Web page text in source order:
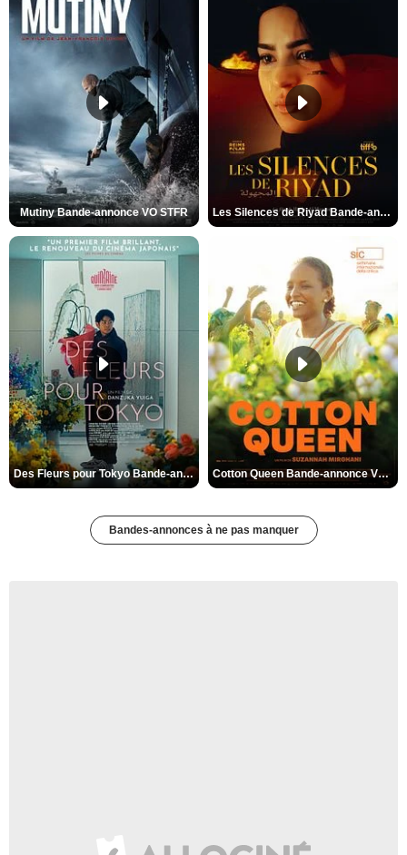
Mutiny Bande-annonce VO STFR Les Silences de Riyad Bande-annonce VO STFR
Des Fleurs pour Tokyo Bande-annonce VO STFR Cotton Queen Bande-annonce VO STFR
Bandes-annonces à ne pas manquer